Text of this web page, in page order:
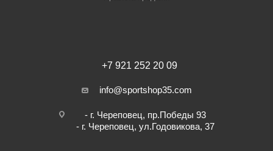
+7 921 252 20 09
info@sportshop35.com
- г. Череповец, пр.Победы 93
- г. Череповец, ул.Годовикова, 37